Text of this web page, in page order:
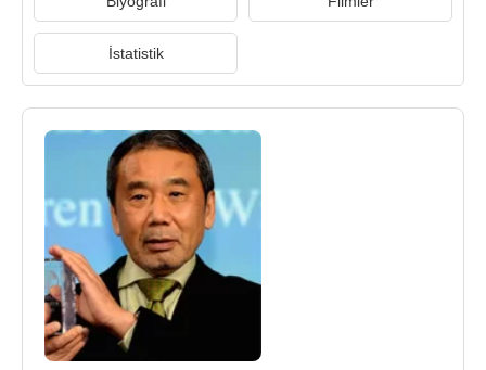
İstatistik